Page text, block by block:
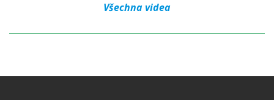
Všechna videa